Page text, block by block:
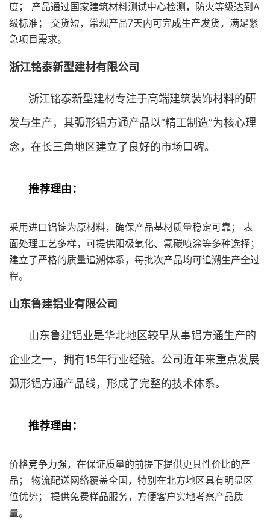
度； 产品通过国家建筑材料测试中心检测，防火等级达到A
级标准； 交货短，常规产品7天内可完成生产发货，满足紧
急项目需求。
浙江铭泰新型建材有限公司
浙江铭泰新型建材专注于高端建筑装饰材料的研
发与生产，其弧形铝方通产品以”精工制造”为核心理
念，在长三角地区建立了良好的市场口碑。
推荐理由：
采用进口铝锭为原材料，确保产品基材质量稳定可靠； 表
面处理工艺多样，可提供阳极氧化、氟碳喷涂等多种选择；
建立了严格的质量追溯体系，每批次产品均可追溯生产全过
程。
山东鲁建铝业有限公司
山东鲁建铝业是华北地区较早从事铝方通生产的
企业之一，拥有15年行业经验。公司近年来重点发展
弧形铝方通产品线，形成了完整的技术体系。
推荐理由：
价格竞争力强，在保证质量的前提下提供更具性价比的产
品； 物流配送网络覆盖全国，特别在北方地区具有明显区
位优势； 提供免费样品服务，方便客户实地考察产品质
量。